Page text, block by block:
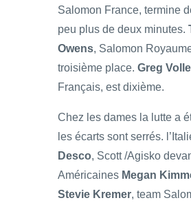
Salomon France, termine
peu plus de deux minutes.
Owens, Salomon
troisième place. Greg
Français, est dixième.
Chez les dames la lutte a
les écarts sont serrés.
Desco, Scott /Agisko
Américaines Megan
Stevie Kremer, team